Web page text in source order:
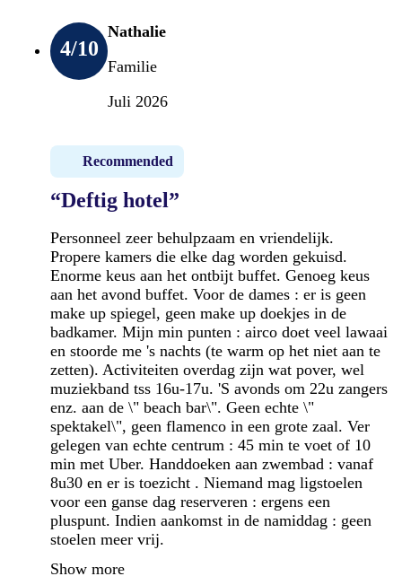
4/10
Nathalie
Familie
Juli 2026
Recommended
“Deftig hotel”
Personneel zeer behulpzaam en vriendelijk.
Propere kamers die elke dag worden gekuisd.
Enorme keus aan het ontbijt buffet. Genoeg keus
aan het avond buffet. Voor de dames : er is geen
make up spiegel, geen make up doekjes in de
badkamer. Mijn min punten : airco doet veel lawaai
en stoorde me 's nachts (te warm op het niet aan te
zetten). Activiteiten overdag zijn wat pover, wel
muziekband tss 16u-17u. 'S avonds om 22u zangers
enz. aan de \" beach bar\". Geen echte \"
spektakel\", geen flamenco in een grote zaal. Ver
gelegen van echte centrum : 45 min te voet of 10
min met Uber. Handdoeken aan zwembad : vanaf
8u30 en er is toezicht . Niemand mag ligstoelen
voor een ganse dag reserveren : ergens een
pluspunt. Indien aankomst in de namiddag : geen
stoelen meer vrij.
Show more